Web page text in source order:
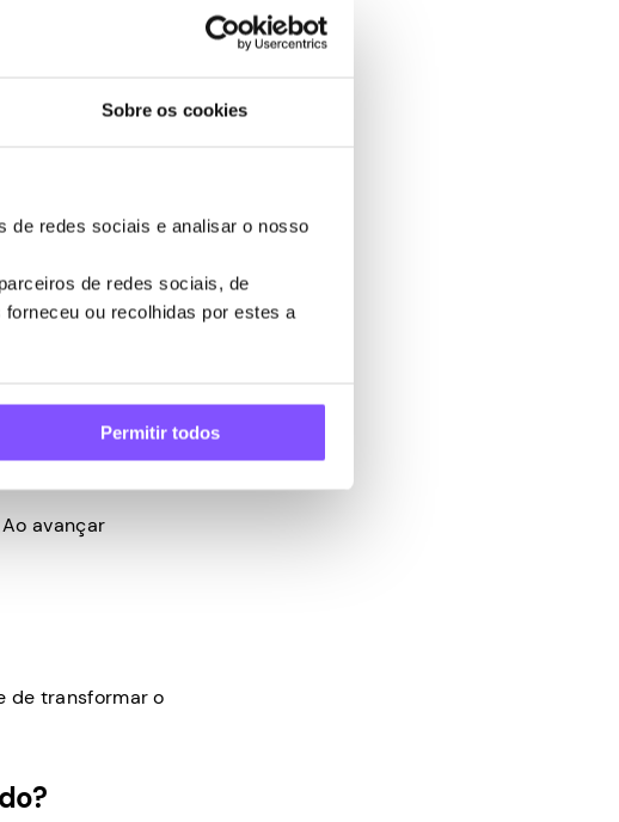
Sobre os cookies
de redes sociais e analisar o nosso
de redes sociais, de
ou recolhidas por estes a
Permitir todos
o
mirar ainda
avançar
de transformar o